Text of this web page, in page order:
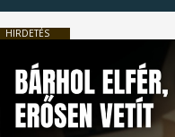
HIRDETÉS